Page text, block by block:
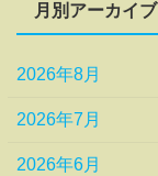
月別アーカイブ
2026年8月
2026年7月
2026年6月